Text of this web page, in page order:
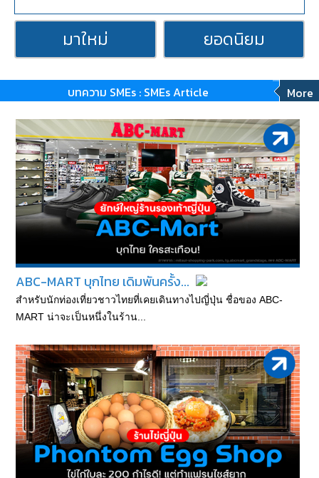
มาใหม่ ยอดนิยม
บทความ SMEs : SMEs Article More
ABC-MART บุกไทย เดิมพันครั้ง...
สำหรับนักท่องเที่ยวชาวไทยที่เคยเดินทางไปญี่ปุ่น ชื่อของ ABC-
MART น่าจะเป็นหนึ่งในร้าน...